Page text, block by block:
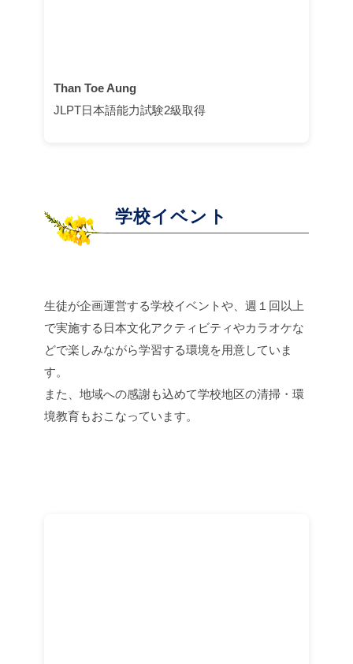
Than Toe Aung
JLPT日本語能力試験2級取得
学校イベント
生徒が企画運営する学校イベントや、週１回以上
で実施する日本文化アクティビティやカラオケな
どで楽しみながら学習する環境を用意していま
す。
また、地域への感謝も込めて学校地区の清掃・環
境教育もおこなっています。